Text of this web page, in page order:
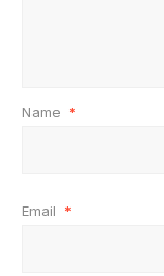
Name *
Email *